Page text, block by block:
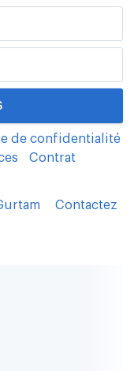
de confidentialité
Contrat
Contactez